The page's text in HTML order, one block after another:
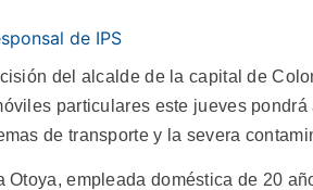
de IPS
del alcalde de la capital de
particulares este jueves
de transporte y la severa
Otoya, empleada doméstica de 20